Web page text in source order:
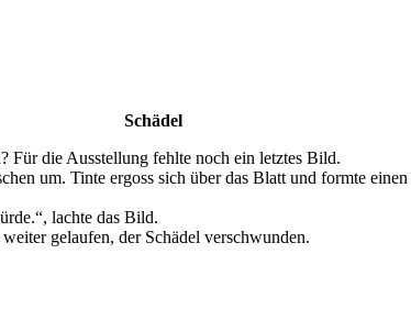
Schädel
Für die Ausstellung fehlte noch ein letztes Bild.
um. Tinte ergoss sich über das Blatt und formte einen
lachte das Bild.
gelaufen, der Schädel verschwunden.